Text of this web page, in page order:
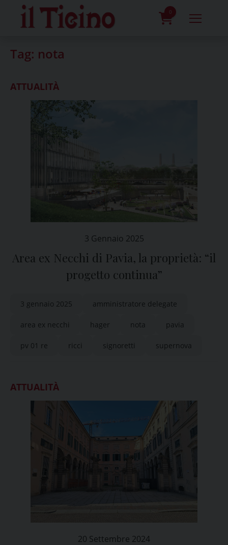
content
0
Tag: nota
ATTUALITÀ
3 Gennaio 2025
Area ex Necchi di Pavia, la proprietà: “il
progetto continua”
3 gennaio 2025 amministratore delegate
area ex necchi hager nota pavia
pv 01 re ricci signoretti supernova
ATTUALITÀ
20 Settembre 2024